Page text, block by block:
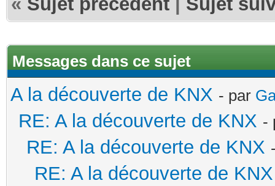
Messages dans ce sujet
A la découverte de KNX - par
RE: A la découverte de KNX -
RE: A la découverte de KNX
RE: A la découverte de KNX